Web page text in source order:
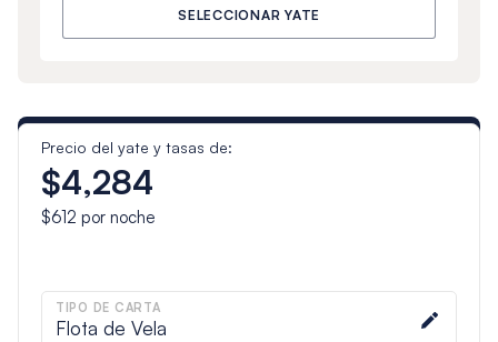
SELECCIONAR YATE
Precio del yate y tasas de:
$4,284
$612 por noche
TIPO DE CARTA
Flota de Vela